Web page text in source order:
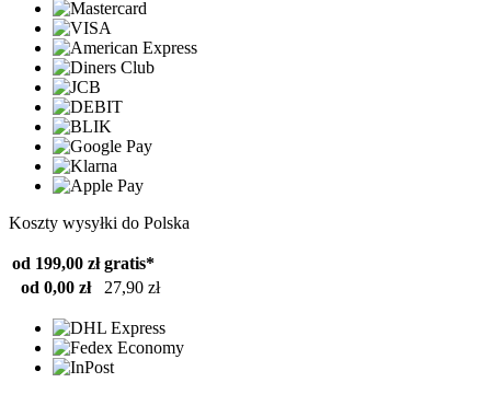
Koszty wysyłki do Polska
od 199,00 zł gratis*
od 0,00 zł
27,90 zł